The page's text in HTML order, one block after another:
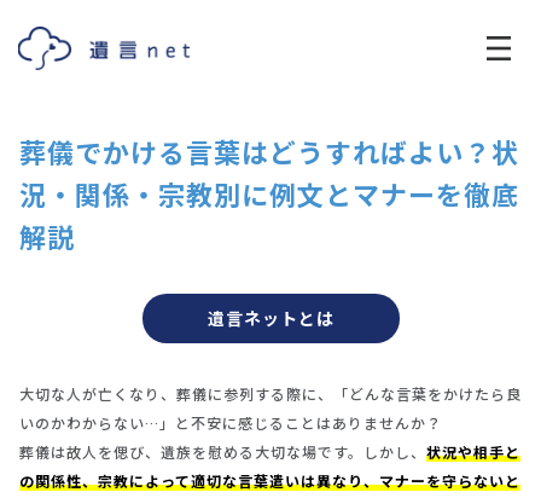
葬儀でかける言葉はどうすればよい？状
況・関係・宗教別に例文とマナーを徹底
解説
遺言ネットとは
大切な人が亡くなり、葬儀に参列する際に、「どんな言葉をかけたら良
いのかわからない…」と不安に感じることはありませんか？
葬儀は故人を偲び、遺族を慰める大切な場です。しかし、 状況や相手と
の関係性、宗教によって適切な言葉遣いは異なり、マナーを守らないと